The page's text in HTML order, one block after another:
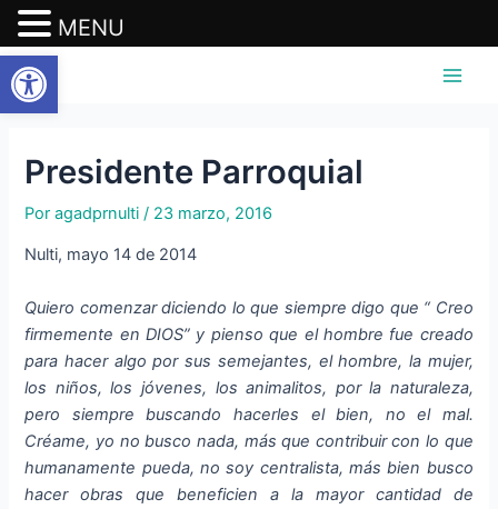
Ir
contenido
Main
Presidente Parroquial
Poragadprnulti/ 23 marzo, 2016
Nulti, mayo 14 de 2014
Quiero comenzar diciendo lo que siempre digo que “ Creo
firmemente en DIOS” y pienso que el hombre fue creado
para hacer algo por sus semejantes, el hombre, la mujer,
los niños, los jóvenes, los animalitos, por la naturaleza,
pero siempre buscando hacerles el bien, no el mal.
Créame, yo no busco nada, más que contribuir con lo que
humanamente pueda, no soy centralista, más bien busco
hacer obras que beneficien a la mayor cantidad de
Navegación
de
entradas
MENU
Abrir barra de herramientas